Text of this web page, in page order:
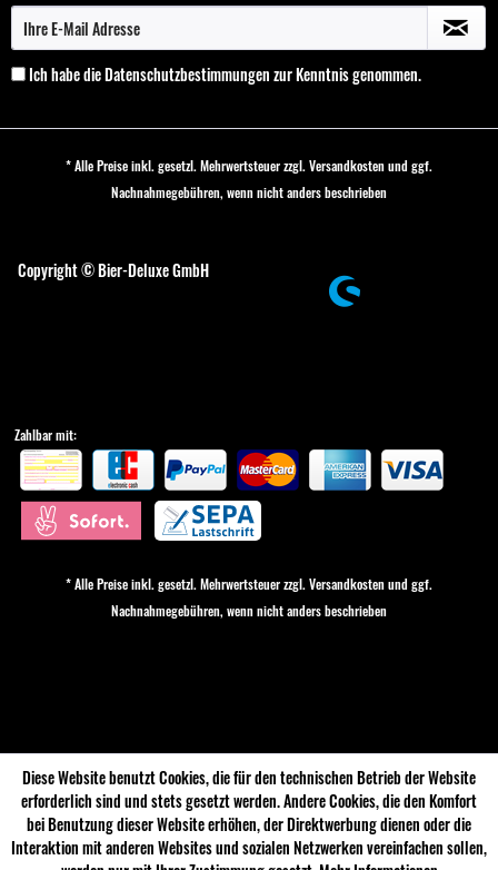
Ich habe dieDatenschutzbestimmungenzur Kenntnis genommen.
* Alle Preise inkl. gesetzl. Mehrwertsteuer zzgl. Versandkostenund ggf.
Nachnahmegebühren, wenn nicht anders beschrieben
Copyright © Bier-Deluxe GmbH
Zahlbar mit:
* Alle Preise inkl. gesetzl. Mehrwertsteuer zzgl. Versandkostenund ggf.
Nachnahmegebühren, wenn nicht anders beschrieben
Diese Website benutzt Cookies, die für den technischen Betrieb der Website
erforderlich sind und stets gesetzt werden. Andere Cookies, die den Komfort
bei Benutzung dieser Website erhöhen, der Direktwerbung dienen oder die
Interaktion mit anderen Websites und sozialen Netzwerken vereinfachen sollen,